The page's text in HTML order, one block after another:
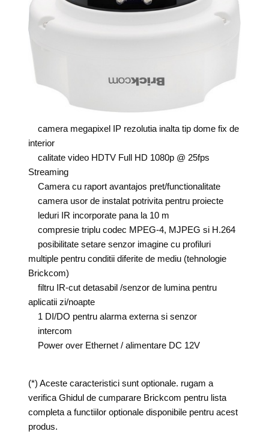
camera megapixel IP rezolutia inalta tip dome fix de
interior
calitate video HDTV Full HD 1080p @ 25fps
Streaming
Camera cu raport avantajos pret/functionalitate
camera usor de instalat potrivita pentru proiecte
leduri IR incorporate pana la 10 m
compresie triplu codec MPEG-4, MJPEG si H.264
posibilitate setare senzor imagine cu profiluri
multiple pentru conditii diferite de mediu (tehnologie
Brickcom)
filtru IR-cut detasabil /senzor de lumina pentru
aplicatii zi/noapte
1 DI/DO pentru alarma externa si senzor
intercom
Power over Ethernet / alimentare DC 12V
(*) Aceste caracteristici sunt optionale. rugam a
verifica Ghidul de cumparare Brickcom pentru lista
completa a functiilor optionale disponibile pentru acest
produs.